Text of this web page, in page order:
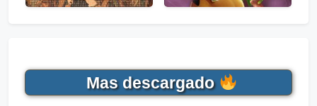
Mas descargado